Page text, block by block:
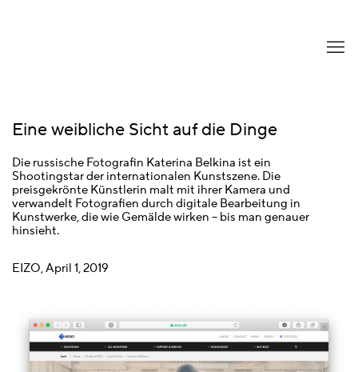
Eine weibliche Sicht auf die Dinge
Die russische Fotografin Katerina Belkina ist ein
Shootingstar der internationalen Kunstszene. Die
preisgekrönte Künstlerin malt mit ihrer Kamera und
verwandelt Fotografien durch digitale Bearbeitung in
Kunstwerke, die wie Gemälde wirken – bis man genauer
hinsieht.
EIZO, April 1, 2019